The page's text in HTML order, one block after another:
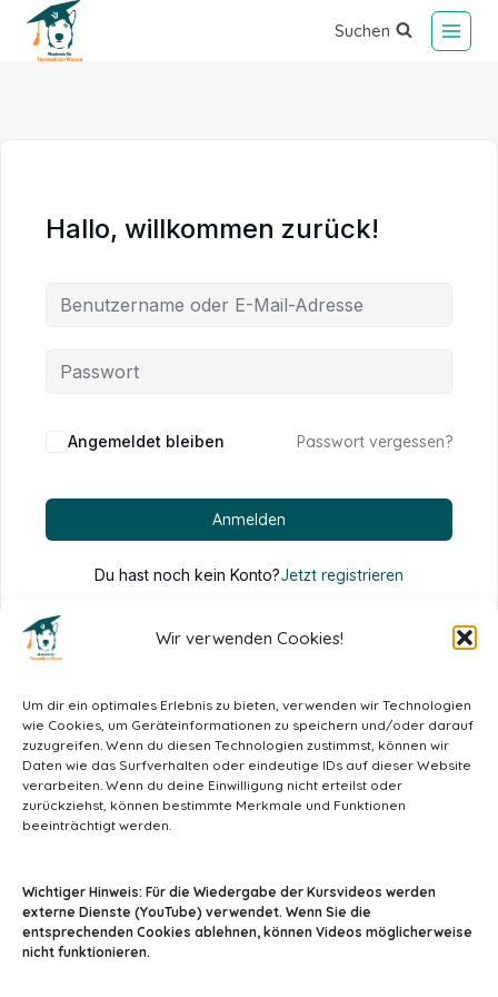
Wir verwenden Cookies!
Um dir ein optimales Erlebnis zu bieten, verwenden wir Technologien
wie Cookies, um Geräteinformationen zu speichern und/oder darauf
zuzugreifen. Wenn du diesen Technologien zustimmst, können wir
Daten wie das Surfverhalten oder eindeutige IDs auf dieser Website
verarbeiten. Wenn du deine Einwilligung nicht erteilst oder
zurückziehst, können bestimmte Merkmale und Funktionen
beeinträchtigt werden.
Wichtiger Hinweis: Für die Wiedergabe der Kursvideos werden
externe Dienste (YouTube) verwendet. Wenn Sie die
entsprechenden Cookies ablehnen, können Videos möglicherweise
nicht funktionieren.
Suchen
Hallo, willkommen zurück!
Alternative:
Angemeldet bleiben Passwort vergessen?
Anmelden
Du hast noch kein Konto?Jetzt registrieren
info@tiermedizin-wissen.de